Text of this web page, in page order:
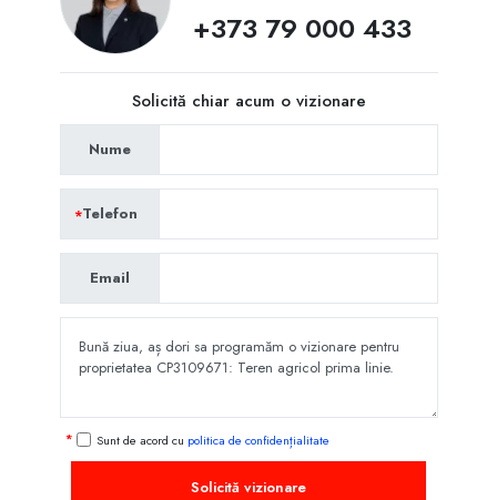
+373 79 000 433
Solicită chiar acum o vizionare
Nume
Telefon
Email
Sunt de acord cu politica de confidențialitate
Solicită vizionare